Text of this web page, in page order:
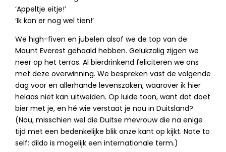
‘Appeltje eitje!’
‘Ik kan er nog wel tien!’
We high-fiven en jubelen alsof we de top van de
Mount Everest gehaald hebben. Gelukzalig zijgen we
neer op het terras. Al bierdrinkend feliciteren we ons
met deze overwinning. We bespreken vast de volgende
dag voor en allerhande levenszaken, waarover ik hier
helaas niet kan uitweiden. Op luide toon, want dat doet
bier met je, en hé wie verstaat je nou in Duitsland?
(Nou, misschien wel die Duitse mevrouw die na enige
tijd met een bedenkelijke blik onze kant op kijkt. Note to
self: dildo is mogelijk een internationale term.)